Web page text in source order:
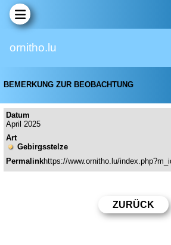
ornitho.lu
BEMERKUNG ZUR BEOBACHTUNG
Datum
April 2025
Art
Gebirgsstelze
Permalink